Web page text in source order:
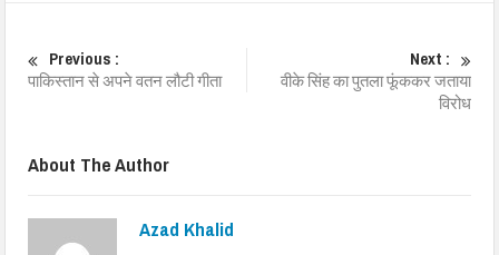
Previous :
पाकिस्तान से अपने वतन लौटी गीता
Next :
वीके सिंह का पुतला फूंककर जताया
विरोध
About The Author
Azad Khalid